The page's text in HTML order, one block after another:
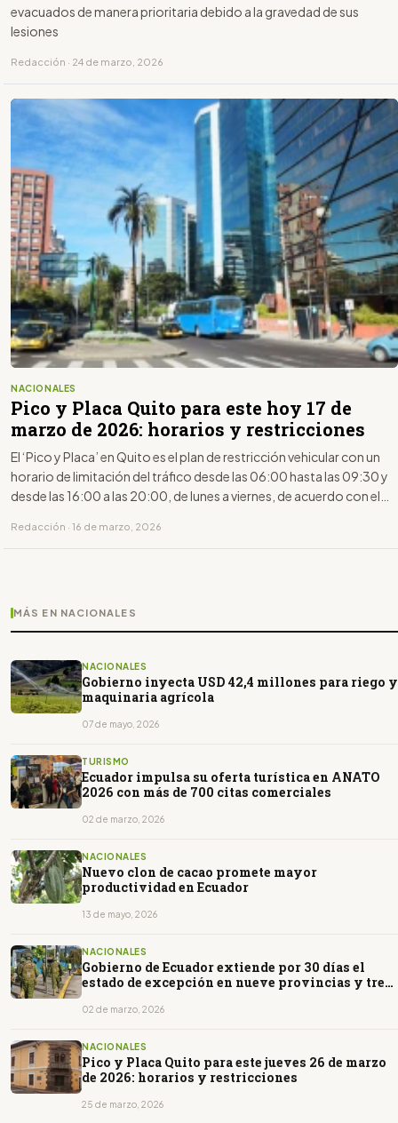
evacuados de manera prioritaria debido a la gravedad de sus
lesiones
Redacción · 24 de marzo, 2026
NACIONALES
Pico y Placa Quito para este hoy 17 de
marzo de 2026: horarios y restricciones
El ‘Pico y Placa’ en Quito es el plan de restricción vehicular con un
horario de limitación del tráfico desde las 06:00 hasta las 09:30 y
desde las 16:00 a las 20:00, de lunes a viernes, de acuerdo con el
Redacción · 16 de marzo, 2026
MÁS EN NACIONALES
NACIONALES
Gobierno inyecta USD 42,4 millones para riego y
maquinaria agrícola
07 de mayo, 2026
TURISMO
Ecuador impulsa su oferta turística en ANATO
2026 con más de 700 citas comerciales
02 de marzo, 2026
NACIONALES
Nuevo clon de cacao promete mayor
productividad en Ecuador
13 de mayo, 2026
NACIONALES
Gobierno de Ecuador extiende por 30 días el
estado de excepción en nueve provincias y tres
02 de marzo, 2026
NACIONALES
Pico y Placa Quito para este jueves 26 de marzo
de 2026: horarios y restricciones
25 de marzo, 2026